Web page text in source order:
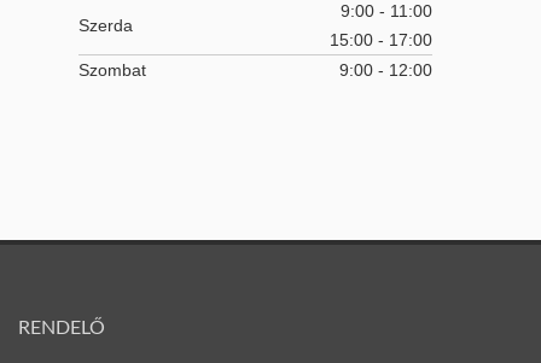
Szerda
9:00 - 11:00
15:00 - 17:00
Szombat
9:00 - 12:00
RENDELŐ